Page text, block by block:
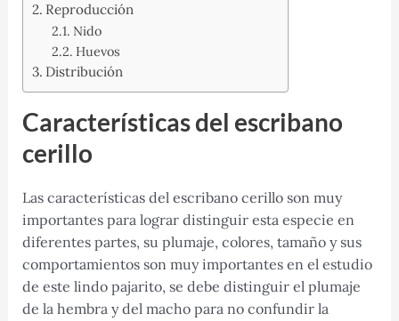
Reproducción
Nido
Huevos
Distribución
Características del escribano
cerillo
Las características del escribano cerillo son muy
importantes para lograr distinguir esta especie en
diferentes partes, su plumaje, colores, tamaño y sus
comportamientos son muy importantes en el estudio
de este lindo pajarito, se debe distinguir el plumaje
de la hembra y del macho para no confundir la